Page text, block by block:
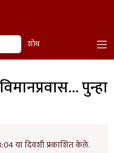
शोध
पुन्हा
या दिवशी प्रकाशित केले.